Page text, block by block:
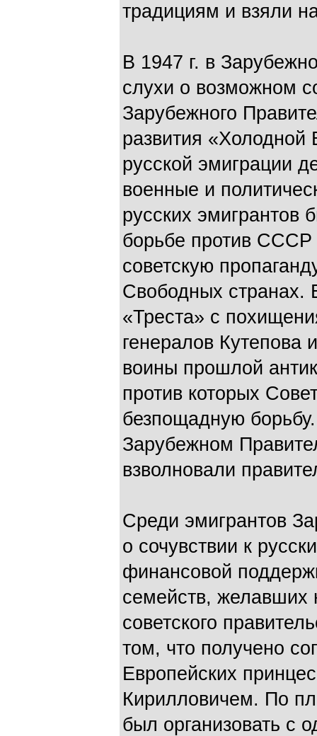
традициям и взяли
В 1947 г. в
слухи о возможном
Зарубежного
развития
русской эмиграции
военные и
русских эмигрантов
борьбе против СССР
советскую
Свободных
«Треста» с
генералов
воины прошлой
против которых
безпощадную
Зарубежном
взволновали
Среди эмигрантов
о сочувствии к
финансовой
семейств, желавших
советского
том, что получено
Европейских
Кирилловичем. По
был организовать с